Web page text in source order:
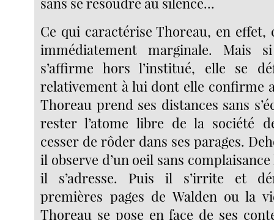
Ce qui caractérise Thoreau, en effet,
immédiatement marginale. Mais
s’affirme hors l’institué, elle se
relativement à lui dont elle confirme
Thoreau prend ses distances sans
rester l’atome libre de la société
cesser de rôder dans ses parages.
il observe d’un oeil sans
il s’adresse. Puis il s’irrite et
premières pages de Walden ou la
Thoreau se pose en face de ses